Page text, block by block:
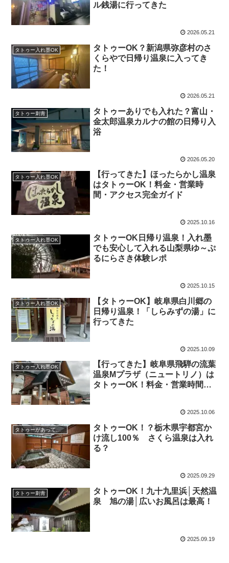
ル銭湯に行ってきた
2026.05.21
タトゥー入れ墨OK
タトゥーOK？新潟県弥彦村のさ
くらやで日帰り温泉に入ってき
た！
2026.05.21
タトゥー刺青
タトゥーありでも入れた？富山・
金太郎温泉カルナの館の日帰り入
浴
2026.05.20
タトゥー入れ墨OK
【行ってきた】ほったらかし温泉
はタトゥーOK！料金・営業時
間・アクセス完全ガイド
2025.10.16
タトゥー入れ墨OK
タトゥーOK日帰り温泉！入れ墨
でも安心して入れる山梨県ゆ～ぷ
るにらさき体験レポ
2025.10.15
タトゥー入れ墨OK
【タトゥーOK】岐阜県白川郷の
日帰り温泉！「しらみずの湯」に
行ってきた
2025.10.09
タトゥー入れ墨OK
【行ってきた】岐阜県飛騨の流葉
温泉Mプラザ（ニュートリノ）は
タトゥーOK！料金・営業時間・
2025.10.06
タトゥーがあっても入りたい
タトゥーOK！？栃木県宇都宮か
け流し100％ さくら温泉は入れ
る？
2025.09.29
タトゥー刺青
タトゥーOK！九十九里浜│天然温
泉 旭の湯│広いお風呂は最高！
2025.09.19